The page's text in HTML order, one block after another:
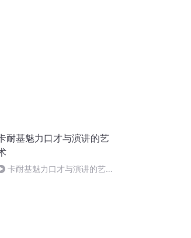
耐基魅力口才与演讲的艺
卡耐基魅力口才与演讲的艺术